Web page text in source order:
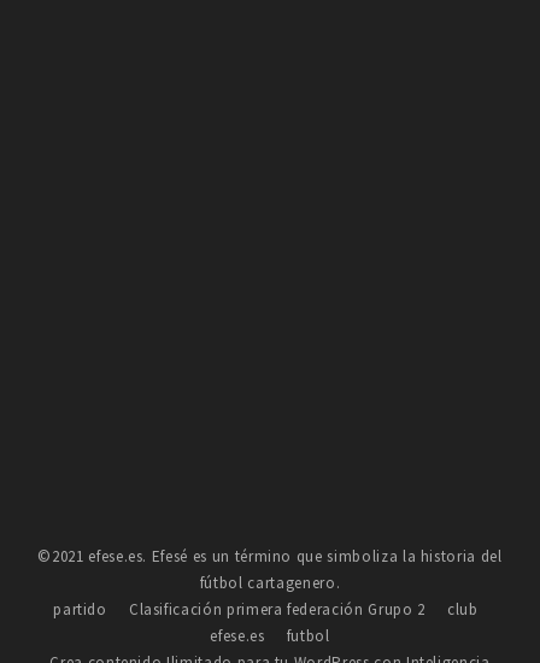
©2021 efese.es. Efesé es un término que simboliza la historia del
fútbol cartagenero.
partido
Clasificación primera federación Grupo 2
club
efese.es
futbol